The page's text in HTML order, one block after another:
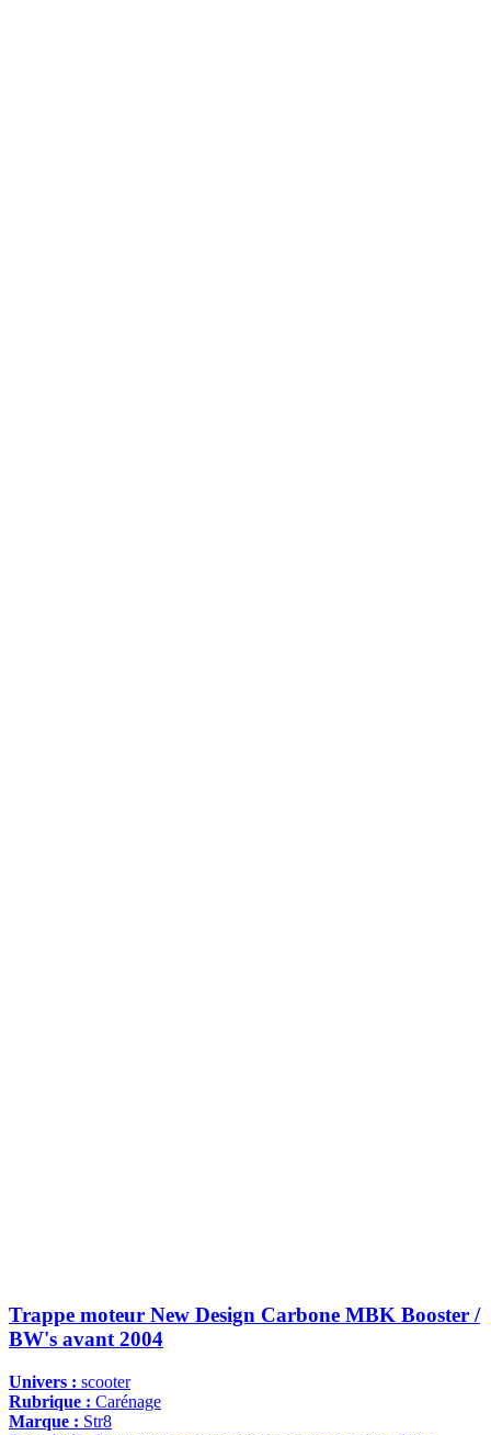
Trappe moteur New Design Carbone MBK Booster /
BW's avant 2004
Univers : scooter
Rubrique : Carénage
Marque : Str8